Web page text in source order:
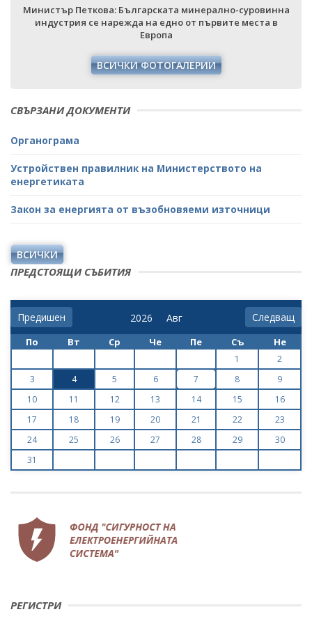
Министър Петкова: Българската минерално-суровинна
индустрия се нарежда на едно от първите места в
Европа
ВСИЧКИ ФОТОГАЛЕРИИ
СВЪРЗАНИ ДОКУМЕНТИ
Органограма
Устройствен правилник на Министерството на
енергетиката
Закон за енергията от възобновяеми източници
ВСИЧКИ
ПРЕДСТОЯЩИ СЪБИТИЯ
Предишен Следващ
По Вт Ср Че Пе Съ Не
1
2
3
4 5 6 7 8
9
10
11 12 13 14 15
16
17
18 19 20 21 22
23
24
25 26 27 28 29
30
31
РЕГИСТРИ